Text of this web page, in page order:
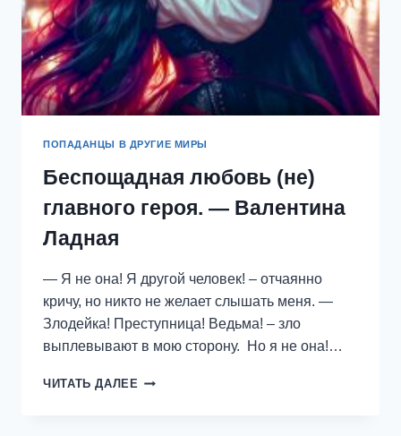
ПОПАДАНЦЫ В ДРУГИЕ МИРЫ
Беспощадная любовь (не)
главного героя. — Валентина
Ладная
— Я не она! Я другой человек! – отчаянно
кричу, но никто не желает слышать меня. —
Злодейка! Преступница! Ведьма! – зло
выплевывают в мою сторону. Но я не она!…
ЧИТАТЬ ДАЛЕЕ БЕСПОЩАДНАЯ